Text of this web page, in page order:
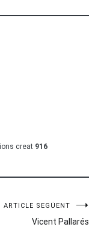
creat 916
ARTICLE SEGÜENT
Vicent Pallarés